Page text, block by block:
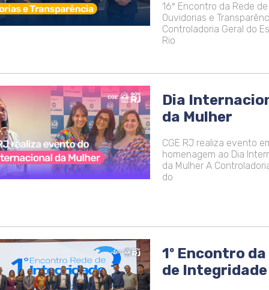
16º Encontro da Rede de
Ouvidorias e
Controladoria Geral do
Rio
Dia
da Mulher
CGE RJ realiza evento
homenagem ao Dia
da Mulher A
do
1º Encontro da
de Integridade